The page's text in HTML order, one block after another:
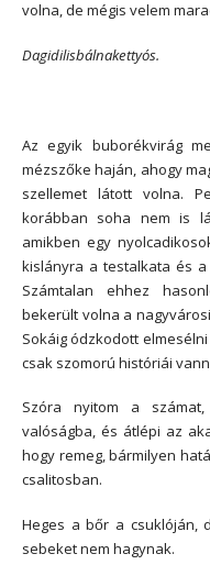
volna, de mégis velem
Dagidilisbálnakettyós.
Az egyik buborékvirág
mézszőke haján, ahogy
szellemet látott volna.
korábban soha nem is
amikben egy
kislányra a testalkata és
Számtalan ehhez
bekerült volna a
Sokáig ódzkodott
csak szomorú históriái
Szóra nyitom a
valóságba, és átlépi az
hogy remeg, bármilyen
csalitosban.
Heges a bőr a csuklóján,
sebeket nem hagynak.